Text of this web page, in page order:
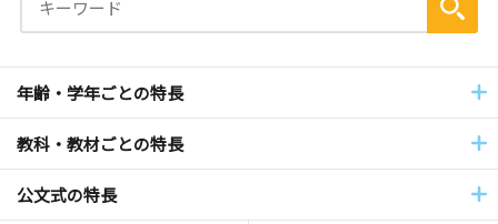
年齢・学年ごとの特長
教科・教材ごとの特長
公文式の特長